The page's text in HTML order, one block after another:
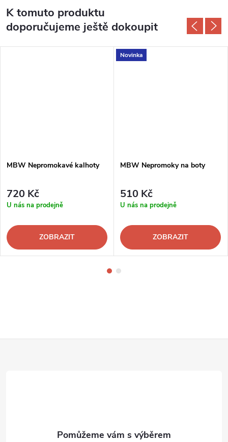
K tomuto produktu
doporučujeme ještě dokoupit
MBW Nepromokavé kalhoty
720 Kč
U nás na prodejně
ZOBRAZIT
Novinka
MBW Nepromoky na boty
510 Kč
U nás na prodejně
ZOBRAZIT